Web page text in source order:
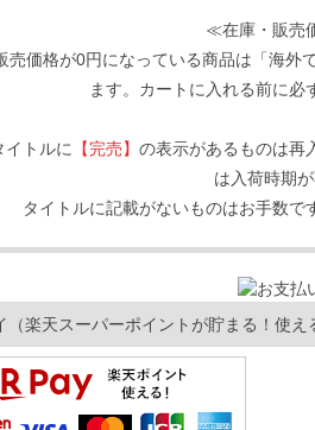
≪在庫・販売
売価格が0円になっている商品は「海外
ます。カートに入れる前に必
イトルに 【完売】 の表示があるものは再
は入荷時期
タイトルに記載がないものはお手数で
（楽天スーパーポイントが貯まる！使え